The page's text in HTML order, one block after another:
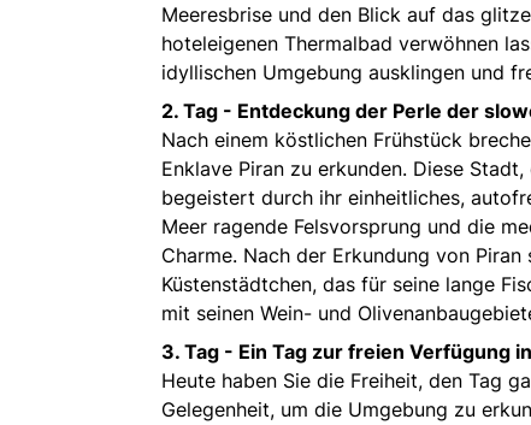
Meeresbrise und den Blick auf das
hoteleigenen Thermalbad verwöhnen
idyllischen Umgebung ausklingen und
2. Tag - Entdeckung der Perle der
Nach einem köstlichen Frühstück
Enklave Piran zu erkunden. Diese
begeistert durch ihr einheitliches,
Meer ragende Felsvorsprung und die
Charme. Nach der Erkundung von
Küstenstädtchen, das für seine lange
mit seinen Wein- und
3. Tag - Ein Tag zur freien Verfügung
Heute haben Sie die Freiheit, den Tag
Gelegenheit, um die Umgebung zu